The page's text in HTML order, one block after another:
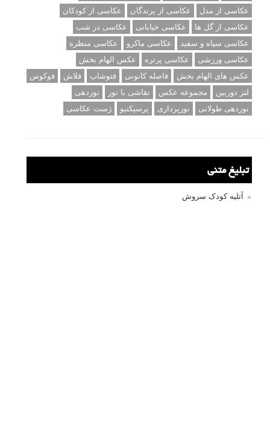
عکاسی از مدل
عکاسی از پرندگان
عکاسی از کودکان
عکاسی از گل ها
عکاسی خیابانی
عکاسی در شب
عکاسی سیاه و سفید
عکاسی ماکرو
عکاسی منظره
عکاسی ورزشی
عکاسی پرتره
عکس الهام بخش
عکس های الهام بخش
فاصله کانونی فتوشاپ فلاش
فوکوس
لنز دوربین
مجموعه عکس نقاشی با نور
نوردهی
نوردهی طولانی
نورپردازی پرسپکتیو ژست عکاسی
تبلیغ متنی
آتلیه کودک سروش